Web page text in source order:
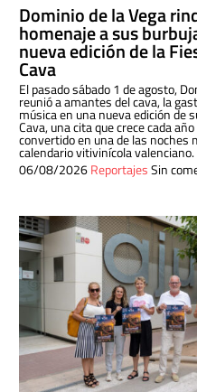
Dominio de la Vega
homenaje a sus
nueva edición de la
Cava
El pasado sábado 1 de agosto,
reunió a amantes del cava, la
música en una nueva edición de
Cava, una cita que crece cada
convertido en una de las noches
calendario vitivinícola valenciano.
06/08/2026ReportajesSin